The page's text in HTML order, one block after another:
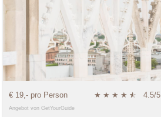
€ 19,- pro Person ★ ★ ★ ★ ★
☆ 4.5/5
Angebot von GetYourGuide